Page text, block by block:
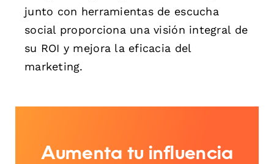
junto con herramientas de escucha
social proporciona una visión integral de
su ROI y mejora la eficacia del
marketing.
Aumenta tu influencia